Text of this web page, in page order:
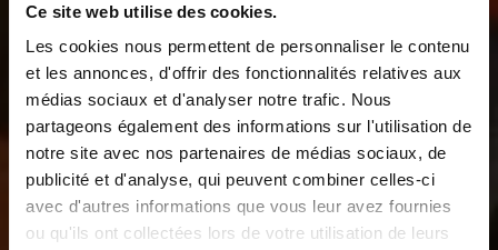
Ce site web utilise des cookies.
Les cookies nous permettent de personnaliser le contenu
et les annonces, d'offrir des fonctionnalités relatives aux
médias sociaux et d'analyser notre trafic. Nous
partageons également des informations sur l'utilisation de
notre site avec nos partenaires de médias sociaux, de
publicité et d'analyse, qui peuvent combiner celles-ci
avec d'autres informations que vous leur avez fournies
ou qu'ils ont collectées lors de votre utilisation de leurs
Restaurant "Camping
Auf Kengert"
Where? 1, Kengert, L-7633 Larochette